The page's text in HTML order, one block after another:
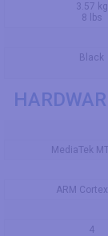
3.57 kg
8 lbs
Black
MediaTek
ARM
4